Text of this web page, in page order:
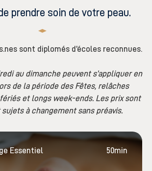
prendre soin de votre peau.
sont diplomés d’écoles reconnues.
au dimanche peuvent s’appliquer en
de la période des Fêtes, relâches
et longs week-ends. Les prix sont
à changement sans préavis.
Essentiel 50min